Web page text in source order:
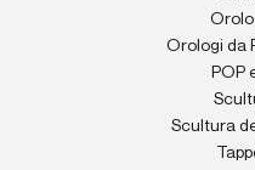
Orologi da
POP
Scultura